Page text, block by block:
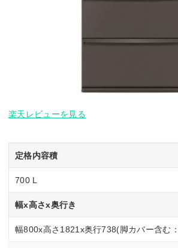
楽天レビューを見る
定格内容積
700 L
幅x高さx奥行き
幅800x高さ1821x奥行738(脚カバー含む